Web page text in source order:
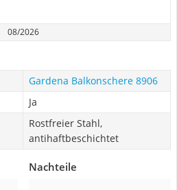
08/2026
Gardena Balkonschere 8906
Ja
Rostfreier Stahl,
antihaftbeschichtet
Nachteile